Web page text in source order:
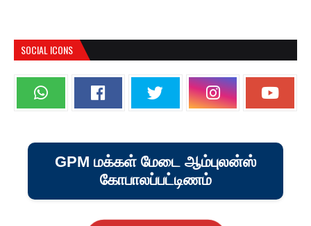
SOCIAL ICONS
GPM மக்கள் மேடை ஆம்புலன்ஸ்
கோபாலப்பட்டிணம்